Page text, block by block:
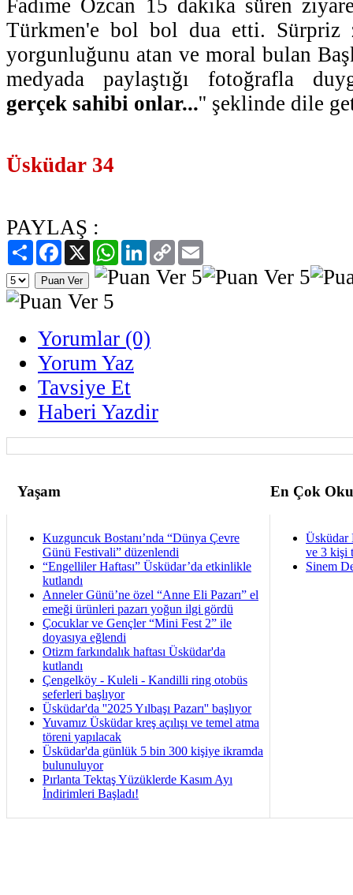
Fadime Özcan 15 dakika süren
Türkmen'e bol bol dua etti. Sürpriz
yorgunluğunu atan ve moral bulan
medyada paylaştığı fotoğrafla
gerçek sahibi onlar...'' şeklinde dile
Üsküdar 34
PAYLAŞ :
PaylaşFacebook
X WhatsAppLinkedIn
Copy
Link
Yorumlar (0)
Yorum Yaz
Tavsiye Et
Haberi Yazdir
Yaşam En Çok
Kuzguncuk Bostanı’nda “Dünya Çevre
Günü Festivali” düzenlendi
“Engelliler Haftası” Üsküdar’da etkinlikle
kutlandı
Anneler Günü’ne özel “Anne Eli Pazarı” el
emeği ürünleri pazarı yoğun ilgi gördü
Çocuklar ve Gençler “Mini Fest 2” ile
doyasıya eğlendi
Otizm farkındalık haftası Üsküdar'da
kutlandı
Çengelköy - Kuleli - Kandilli ring otobüs
seferleri başlıyor
Üsküdar'da ''2025 Yılbaşı Pazarı'' başlıyor
Yuvamız Üsküdar kreş açılışı ve temel atma
töreni yapılacak
Üsküdar'da günlük 5 bin 300 kişiye ikramda
bulunuluyor
Pırlanta Tektaş Yüzüklerde Kasım Ayı
İndirimleri Başladı!
Üsküdar
ve 3 kişi
Sinem